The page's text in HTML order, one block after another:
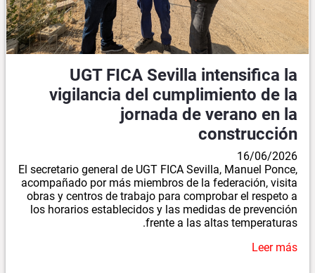
UGT FICA Sevilla intensifica la
vigilancia del cumplimiento de la
jornada de verano en la
construcción
16/06/2026
El secretario general de UGT FICA Sevilla, Manuel Ponce,
acompañado por más miembros de la federación, visita
obras y centros de trabajo para comprobar el respeto a
los horarios establecidos y las medidas de prevención
frente a las altas temperaturas.
Leer más